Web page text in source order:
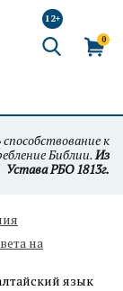
12+
0
к
Библии.Из
Устава РБО 1813г.
на
язык